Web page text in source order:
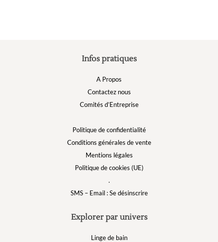
Infos pratiques
A Propos
Contactez nous
Comités d’Entreprise
Politique de confidentialité
Conditions générales de vente
Mentions légales
Politique de cookies (UE)
.
SMS – Email : Se désinscrire
Explorer par univers
Linge de bain